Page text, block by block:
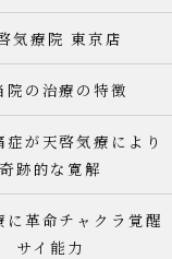
気療院 東京店
の治療の特徴
症が天啓気療により
奇跡的な寛解
に革命チャクラ覚醒
サイ能力